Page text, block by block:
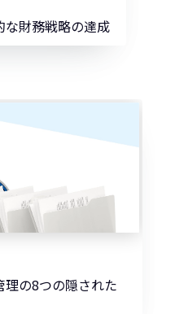
な財務戦略の達成
の8つの隠された